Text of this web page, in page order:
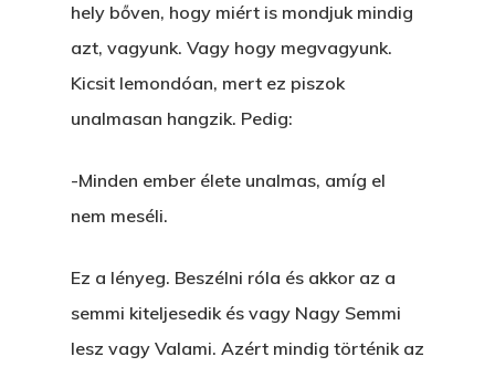
hely bőven, hogy miért is mondjuk mindig
azt, vagyunk. Vagy hogy megvagyunk.
Kicsit lemondóan, mert ez piszok
unalmasan hangzik. Pedig:
-Minden ember élete unalmas, amíg el
nem meséli.
Ez a lényeg. Beszélni róla és akkor az a
semmi kiteljesedik és vagy Nagy Semmi
lesz vagy Valami. Azért mindig történik az